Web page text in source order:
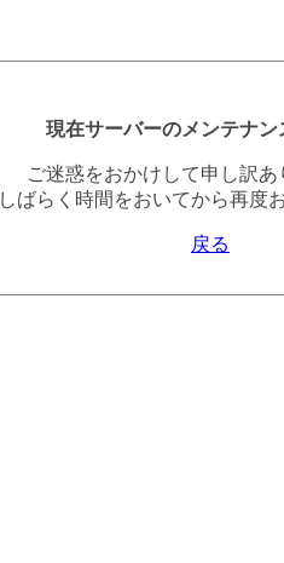
現在サーバーのメンテナン
ご迷惑をおかけして申し訳あ
しばらく時間をおいてから再度
戻る